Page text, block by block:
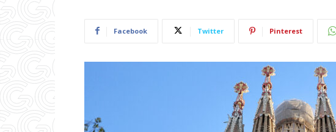
Facebook Twitter Pinterest